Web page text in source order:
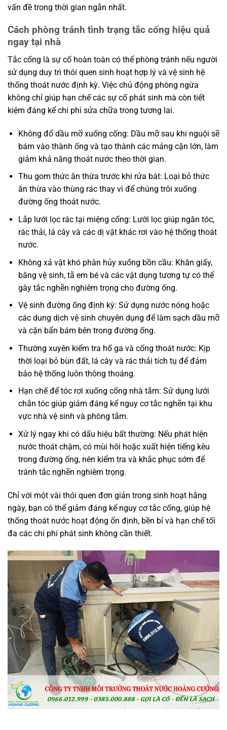
vấn đề trong thời gian ngắn nhất.
Cách phòng tránh tình trạng tắc cống hiệu quả
ngay tại nhà
Tắc cống là sự cố hoàn toàn có thể phòng tránh nếu người
sử dụng duy trì thói quen sinh hoạt hợp lý và vệ sinh hệ
thống thoát nước định kỳ. Việc chủ động phòng ngừa
không chỉ giúp hạn chế các sự cố phát sinh mà còn tiết
kiệm đáng kể chi phí sửa chữa trong tương lai.
Không đổ dầu mỡ xuống cống: Dầu mỡ sau khi nguội sẽ
bám vào thành ống và tạo thành các mảng cặn lớn, làm
giảm khả năng thoát nước theo thời gian.
Thu gom thức ăn thừa trước khi rửa bát: Loại bỏ thức
ăn thừa vào thùng rác thay vì để chúng trôi xuống
đường ống thoát nước.
Lắp lưới lọc rác tại miệng cống: Lưới lọc giúp ngăn tóc,
rác thải, lá cây và các dị vật khác rơi vào hệ thống thoát
nước.
Không xả vật khó phân hủy xuống bồn cầu: Khăn giấy,
băng vệ sinh, tã em bé và các vật dụng tương tự có thể
gây tắc nghẽn nghiêm trọng cho đường ống.
Vệ sinh đường ống định kỳ: Sử dụng nước nóng hoặc
các dung dịch vệ sinh chuyên dụng để làm sạch dầu mỡ
và cặn bẩn bám bên trong đường ống.
Thường xuyên kiểm tra hố ga và cống thoát nước: Kịp
thời loại bỏ bùn đất, lá cây và rác thải tích tụ để đảm
bảo hệ thống luôn thông thoáng.
Hạn chế để tóc rơi xuống cống nhà tắm: Sử dụng lưới
chắn tóc giúp giảm đáng kể nguy cơ tắc nghẽn tại khu
vực nhà vệ sinh và phòng tắm.
Xử lý ngay khi có dấu hiệu bất thường: Nếu phát hiện
nước thoát chậm, có mùi hôi hoặc xuất hiện tiếng kêu
trong đường ống, nên kiểm tra và khắc phục sớm để
tránh tắc nghẽn nghiêm trọng.
Chỉ với một vài thói quen đơn giản trong sinh hoạt hằng
ngày, bạn có thể giảm đáng kể nguy cơ tắc cống, giúp hệ
thống thoát nước hoạt động ổn định, bền bỉ và hạn chế tối
đa các chi phí phát sinh không cần thiết.